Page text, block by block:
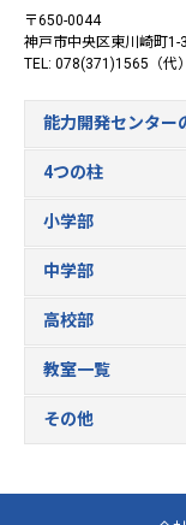
〒650-0044
神戸市中央区東川崎町1-
TEL: 078(371)1565（代）
能力開発センター
4つの柱
小学部
中学部
高校部
教室一覧
その他